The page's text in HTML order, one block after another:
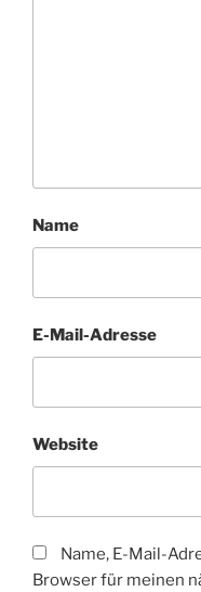
Name
E-Mail-Adresse
Website
Name, E-Mail-
Browser für meinen